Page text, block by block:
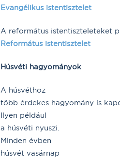
Evangélikus istentisztelet
A református istentiszteleteket
Református istentisztelet
Húsvéti hagyományok
A húsvéthoz
több érdekes hagyomány is
Ilyen például
a húsvéti nyuszi.
Minden évben
húsvét vasárnap